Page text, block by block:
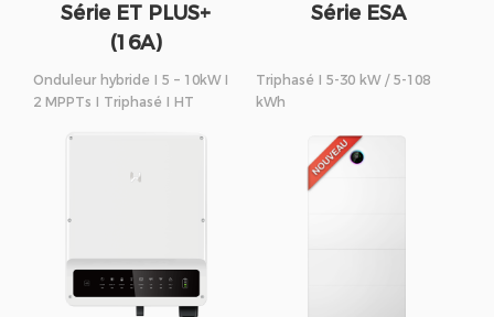
Série ET PLUS+
(16A)
Onduleur hybride I 5 – 10kW I
2 MPPTs I Triphasé I HT
Série ESA
Triphasé I 5-30 kW / 5-108
kWh